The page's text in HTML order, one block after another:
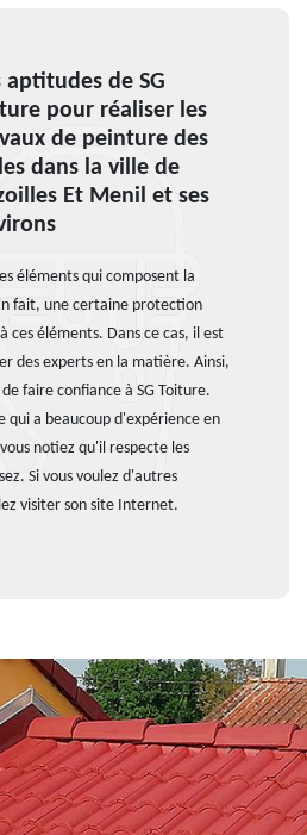
aptitudes de SG
pour réaliser les
de peinture des
dans la ville de
Et Menil et ses
éléments qui composent la
fait, une certaine protection
éléments. Dans ce cas, il est
des experts en la matière. Ainsi,
faire confiance à SG Toiture.
qui a beaucoup d'expérience en
notiez qu'il respecte les
Si vous voulez d'autres
visiter son site Internet.